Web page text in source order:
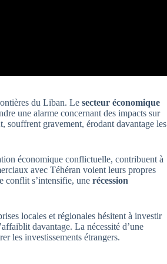
du Liban. Le secteur économique
une alarme concernant des impacts sur
souffrent gravement, érodant davantage les
économique conflictuelle, contribuent à
avec Téhéran voient leurs propres
conflit s’intensifie, une récession
locales et régionales hésitent à investir
davantage. La nécessité d’une
les investissements étrangers.